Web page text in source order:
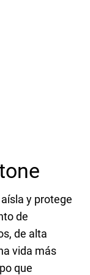
y protege
de
de alta
vida más
que